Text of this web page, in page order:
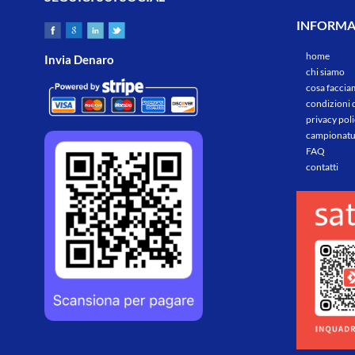
Invia Denaro
home
chi siamo
cosa
condizioni
privacy
FAQ
contatti